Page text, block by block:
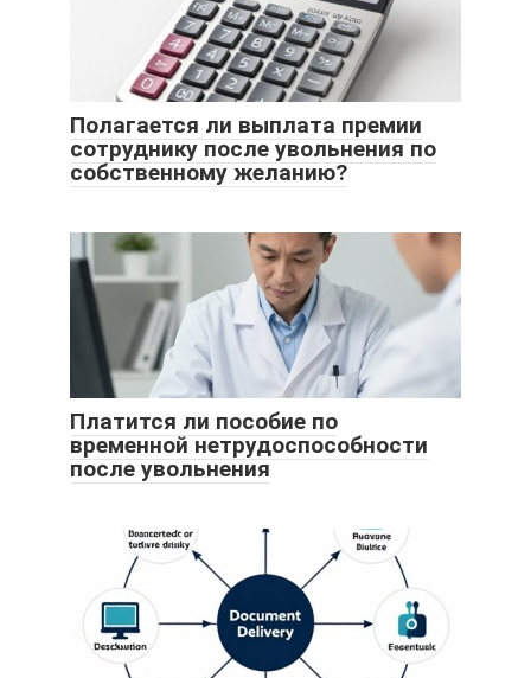
Полагается ли выплата премии
сотруднику после увольнения по
собственному желанию?
Платится ли пособие по
временной нетрудоспособности
после увольнения